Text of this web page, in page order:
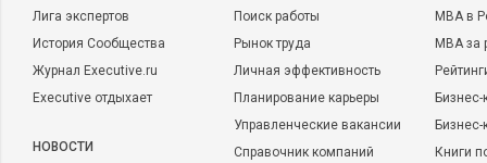
Лига экспертов
История Сообщества
Журнал Executive.ru
Executive отдыхает
НОВОСТИ
Поиск работы
Рынок труда
Личная эффективность
Планирование карьеры
Управленческие вакансии
Справочник компаний
MBA в
MBA
Бизнес-
Книги